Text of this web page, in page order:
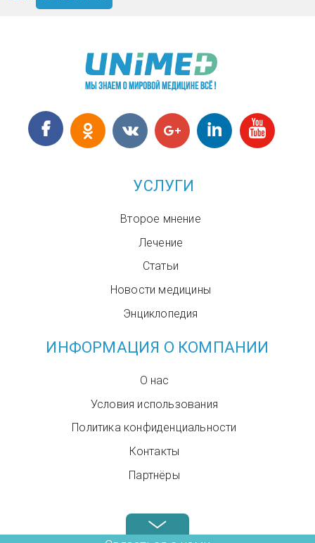
УСЛУГИ
Второе мнение
Лечение
Статьи
Новости медицины
Энциклопедия
ИНФОРМАЦИЯ О КОМПАНИИ
О нас
Условия использования
Политика конфиденциальности
Контакты
Партнёры